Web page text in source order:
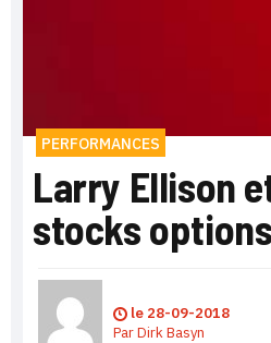
PERFORMANCES
Larry Ellison
stocks
le 28-09-2018
ParDirk Basyn